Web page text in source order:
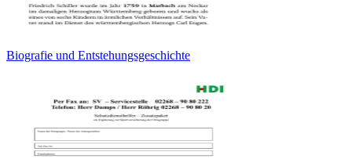
Biografie und Entstehungsgeschichte